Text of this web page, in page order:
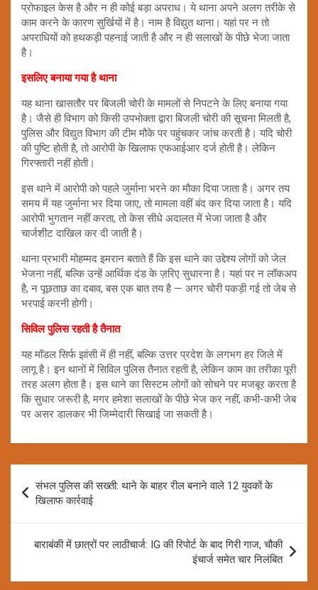
प्रोफाइल केस है और न ही कोई बड़ा अपराध। ये थाना अपने अलग तरीके से
काम करने के कारण सुर्खियों में है। नाम है विद्युत थाना। यहां पर न तो
अपराधियों को हथकड़ी पहनाई जाती है और न ही सलाखों के पीछे भेजा जाता
है।
इसलिए बनाया गया है थाना
यह थाना खासतौर पर बिजली चोरी के मामलों से निपटने के लिए बनाया गया
है। जैसे ही विभाग को किसी उपभोक्ता द्वारा बिजली चोरी की सूचना मिलती है,
पुलिस और विद्युत विभाग की टीम मौके पर पहुंचकर जांच करती है। यदि चोरी
की पुष्टि होती है, तो आरोपी के खिलाफ एफआईआर दर्ज होती है। लेकिन
गिरफ्तारी नहीं होती।
इस थाने में आरोपी को पहले जुर्माना भरने का मौका दिया जाता है। अगर तय
समय में यह जुर्माना भर दिया जाए, तो मामला वहीं बंद कर दिया जाता है। यदि
आरोपी भुगतान नहीं करता, तो केस सीधे अदालत में भेजा जाता है और
चार्जशीट दाखिल कर दी जाती है।
थाना प्रभारी मोहम्मद इमरान बताते हैं कि इस थाने का उद्देश्य लोगों को जेल
भेजना नहीं, बल्कि उन्हें आर्थिक दंड के ज़रिए सुधारना है। यहां पर न लॉकअप
है, न पूछताछ का दबाव, बस एक बात तय है — अगर चोरी पकड़ी गई तो जेब से
भरपाई करनी होगी।
सिविल पुलिस रहती है तैनात
यह मॉडल सिर्फ झांसी में ही नहीं, बल्कि उत्तर प्रदेश के लगभग हर जिले में
लागू है। इन थानों में सिविल पुलिस तैनात रहती है, लेकिन काम का तरीका पूरी
तरह अलग होता है। इस थाने का सिस्टम लोगों को सोचने पर मजबूर करता है
कि सुधार जरूरी है, मगर हमेशा सलाखों के पीछे भेज कर नहीं, कभी-कभी जेब
पर असर डालकर भी जिम्मेदारी सिखाई जा सकती है।
navigation
संभल पुलिस की सख्ती: थाने के बाहर रील बनाने वाले 12 युवकों के
खिलाफ कार्रवाई
बाराबंकी में छात्रों पर लाठीचार्ज: IG की रिपोर्ट के बाद गिरी गाज, चौकी
इंचार्ज समेत चार निलंबित